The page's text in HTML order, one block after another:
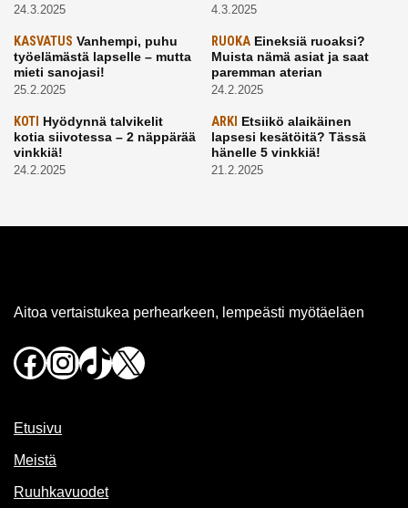
24.3.2025 4.3.2025
KASVATUS Vanhempi, puhu
työelämästä lapselle – mutta
mieti sanojasi!
25.2.2025
RUOKAEineksiä ruoaksi?
Muista nämä asiat ja saat
paremman aterian
24.2.2025
KOTI Hyödynnä talvikelit
kotia siivotessa – 2 näppärää
vinkkiä!
24.2.2025
ARKI Etsiikö alaikäinen
lapsesi kesätöitä? Tässä
hänelle 5 vinkkiä!
21.2.2025
Aitoa vertaistukea perhearkeen, lempeästi myötäeläen
Facebook
Instagram
TikTok
X
Etusivu
Meistä
Ruuhkavuodet